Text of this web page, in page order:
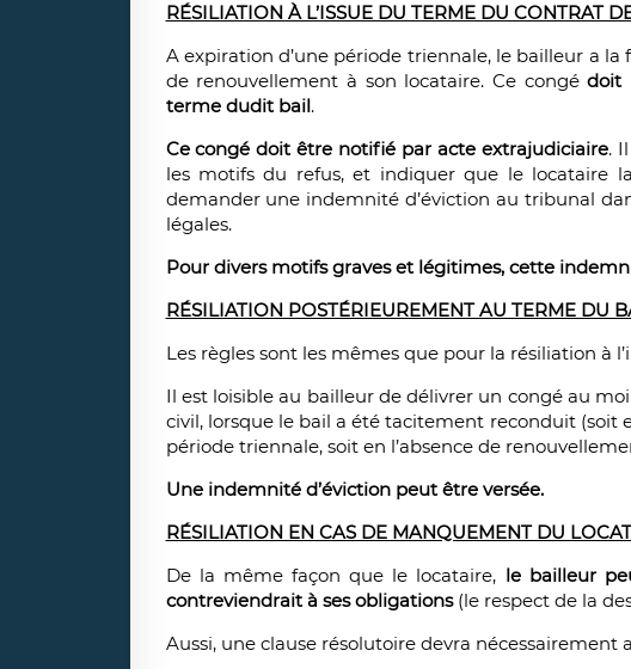
RÉSILIATION À L’ISSUE DU TERME DU CONTRAT
A expiration d’une période triennale, le bailleur a
de renouvellement à son locataire. Ce congédoit
terme dudit bail.
Ce congé doit être notifié par acte extrajudiciaire.
les motifs du refus, et indiquer que le locataire
demander une indemnité d’éviction au tribunal
légales.
Pour divers motifs graves et légitimes, cette
RÉSILIATION POSTÉRIEUREMENT AU TERME DU
Les règles sont les mêmes que pour la résiliation à
Il est loisible au bailleur de délivrer un congé au
civil, lorsque le bail a été tacitement reconduit (soit
période triennale, soit en l’absence de
Une indemnité d’éviction peut être versée.
RÉSILIATION EN CAS DE MANQUEMENT DU
De la même façon que le locataire, le bailleur
contreviendrait à ses obligations(le respect de la
Aussi, une clause résolutoire devra nécessairement